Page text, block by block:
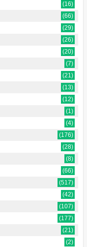
(16)
(66)
(29)
(26)
(20)
(7)
(21)
(13)
(12)
(1)
(4)
(176)
(28)
(8)
(66)
(517)
(42)
(107)
(177)
(21)
(2)